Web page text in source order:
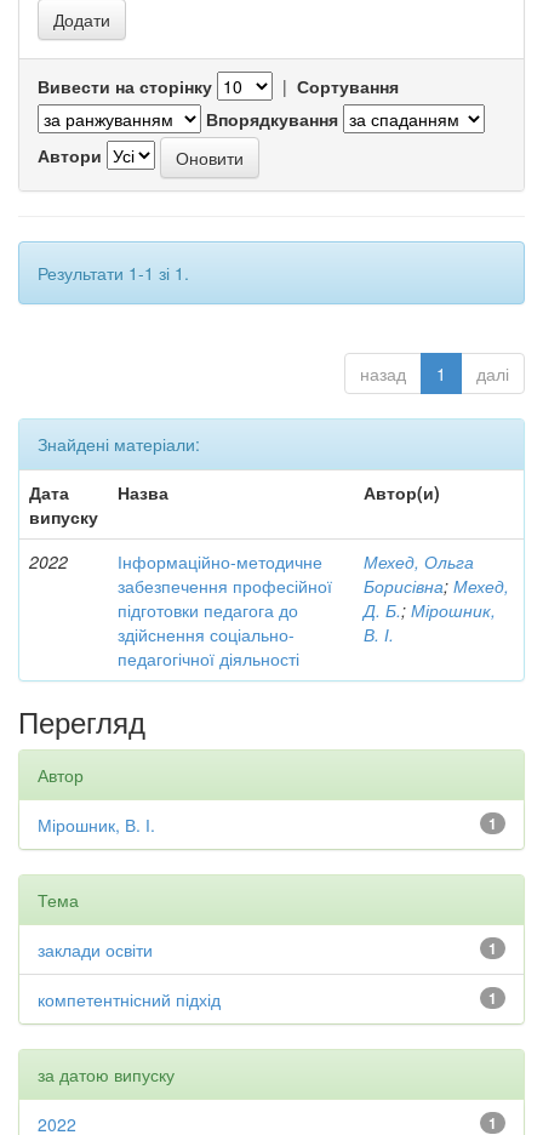
Вивести на сторінку | Сортування
Впорядкування
Автори
Результати 1-1 зі 1.
назад 1 далі
Знайдені матеріали:
Дата
випуску
Назва Автор(и)
2022
Інформаційно-методичне
забезпечення професійної
підготовки педагога до
здійснення соціально-
педагогічної діяльності
Мехед, Ольга
Борисівна; Мехед,
Д. Б.; Мірошник,
В. І.
Перегляд
Автор
1
Мірошник, В. І.
Тема
1
заклади освіти
1
компетентнісний підхід
за датою випуску
1
2022